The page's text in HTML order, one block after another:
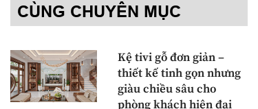
CÙNG CHUYÊN MỤC
Kệ tivi gỗ đơn giản –
thiết kế tinh gọn nhưng
giàu chiều sâu cho
phòng khách hiện đại